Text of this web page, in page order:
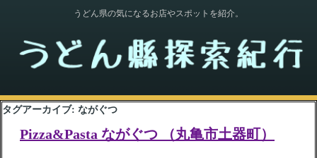
うどん県の気になるお店やスポットを紹介。
タグアーカイブ: ながぐつ
Pizza&Pasta ながぐつ （丸亀市土器町）